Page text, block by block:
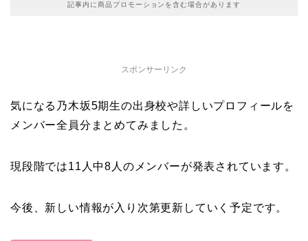
記事内に商品プロモーションを含む場合があります
スポンサーリンク
気になる乃木坂5期生の出身校や詳しいプロフィールを
メンバー全員分まとめてみました。
現段階では11人中8人のメンバーが発表されています。
今後、新しい情報が入り次第更新していく予定です。